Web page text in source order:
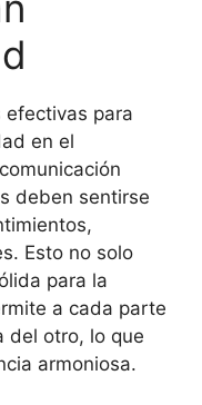
efectivas para
en el
deben sentirse
Esto no solo
para la
a cada parte
del otro, lo que
armoniosa.